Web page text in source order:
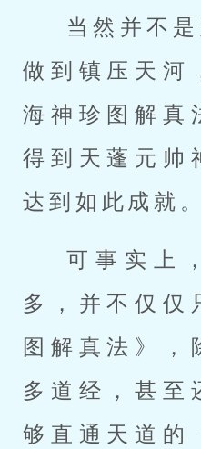
当然并不
做到镇压天河
海神珍图解真
得到天蓬元帅
达到如此成就。
可事实上
多，并不仅仅
图解真法》，
多道经，甚至
够直通天道的